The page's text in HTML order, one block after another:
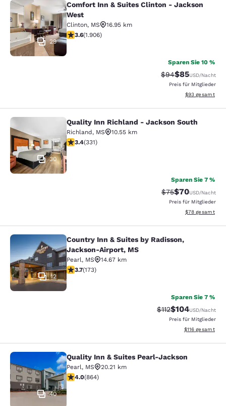
Comfort Inn & Suites Clinton -
29
Comfort Inn & Suites Clinton - Jackson
West
Clinton, MS
16.95 km
3.58-Sterne-Bewertung. Gut. 1906 Bewertungen
3.6(1.906)
Sparen Sie 10 %
$94Vergünstigter
$85USD/Nacht
Preis für Mitglieder
Geschätzte
$93 gesamt
Quality Inn Richland - Jackson
30
Quality Inn Richland - Jackson South
Richland, MS
10.55 km
3.4-Sterne-Bewertung. Gut. 331 Bewertungen
3.4(331)
Sparen Sie 7 %
$75Vergünstigter
$70USD/Nacht
Preis für Mitglieder
Geschätzte
$78 gesamt
Country Inn & Suites by Radisson,
12
Country Inn & Suites by Radisson,
Jackson-Airport, MS
Pearl, MS
14.67 km
3.69-Sterne-Bewertung. Gut. 173 Bewertungen
3.7(173)
Sparen Sie 7 %
Durchgestrichener
$112Vergünstigter
$104USD/Nacht
Preis für Mitglieder
Geschätzte
$116 gesamt
Quality Inn & Suites Pearl-Jackson
40
Quality Inn & Suites Pearl-Jackson
Pearl, MS
20.21 km
4.02-Sterne-Bewertung. Sehr gut. 864 Bewertungen
4.0(864)